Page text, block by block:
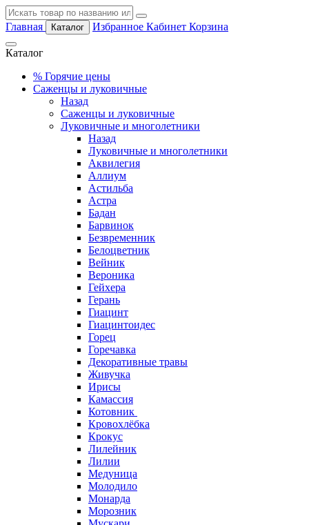
Главная Каталог Избранное Кабинет Корзина
Каталог
% Горячие цены
Саженцы и луковичные
Назад
Саженцы и луковичные
Луковичные и многолетники
Назад
Луковичные и многолетники
Аквилегия
Аллиум
Астильба
Астра
Бадан
Барвинок
Безвременник
Белоцветник
Вейник
Вероника
Гейхера
Герань
Гиацинт
Гиацинтоидес
Горец
Горечавка
Декоративные травы
Живучка
Ирисы
Камассия
Котовник
Кровохлёбка
Крокус
Лилейник
Лилии
Медуница
Молодило
Монарда
Морозник